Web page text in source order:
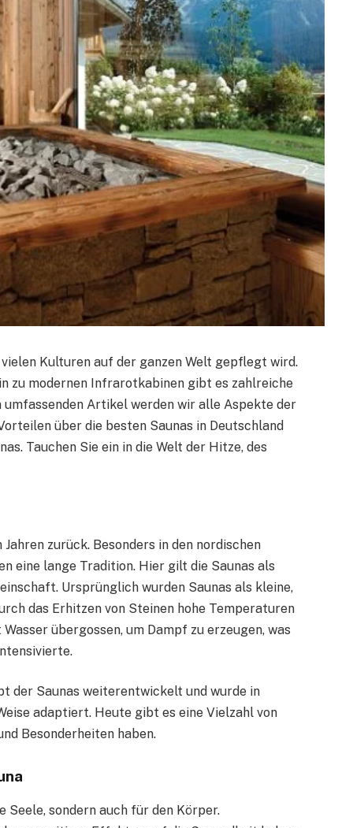
Kulturen auf der ganzen Welt gepflegt wird.
zu modernen Infrarotkabinen gibt es zahlreiche
umfassenden Artikel werden wir alle Aspekte der
über die besten Saunas in Deutschland
Tauchen Sie ein in die Welt der Hitze, des
zurück. Besonders in den nordischen
eine lange Tradition. Hier gilt die Saunas als
Ursprünglich wurden Saunas als kleine,
das Erhitzen von Steinen hohe Temperaturen
übergossen, um Dampf zu erzeugen, was
der Saunas weiterentwickelt und wurde in
adaptiert. Heute gibt es eine Vielzahl von
Besonderheiten haben.
sondern auch für den Körper.